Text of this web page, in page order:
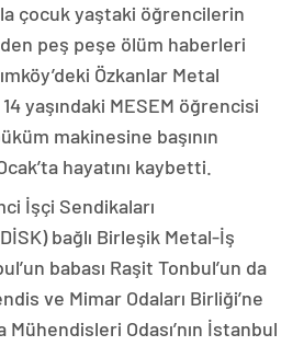
çocuk yaştaki öğrencilerin
peş peşe ölüm haberleri
Özkanlar Metal
14 yaşındaki MESEM öğrencisi
makinesine başının
hayatını kaybetti.
İşçi Sendikaları
bağlı Birleşik Metal-İş
babası Raşit Tonbul’un da
ve Mimar Odaları Birliği’ne
Mühendisleri Odası’nın İstanbul